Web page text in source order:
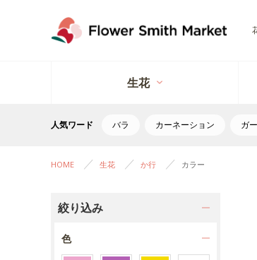
生花
人気ワード バラ カーネーション ガ
HOME 生花 か行 カラー
絞り込み
色